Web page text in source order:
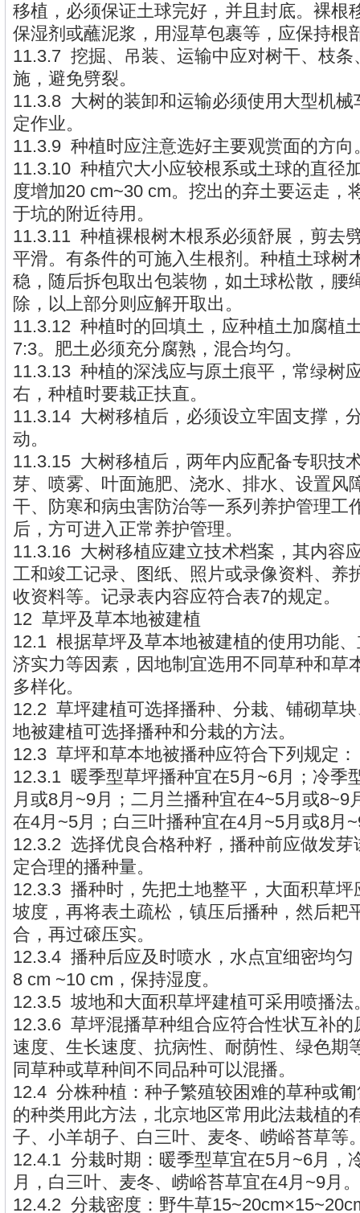
移植，必须保证土球完好，并且封底。裸根
保湿剂或蘸泥浆，用湿草包裹等，应保持根
11.3.7 挖掘、吊装、运输中应对树干、枝条
施，避免劈裂。
11.3.8 大树的装卸和运输必须使用大型机械
定作业。
11.3.9 种植时应注意选好主要观赏面的方向
11.3.10 种植穴大小应较根系或土球的直径
度增加20 cm~30 cm。挖出的弃土要运走，
于坑的附近待用。
11.3.11 种植裸根树木根系必须舒展，剪去
平滑。有条件的可施入生根剂。种植土球树
稳，随后拆包取出包装物，如土球松散，腰
除，以上部分则应解开取出。
11.3.12 种植时的回填土，应种植土加腐植
7:3。肥土必须充分腐熟，混合均匀。
11.3.13 种植的深浅应与原土痕平，常绿树
右，种植时要栽正扶直。
11.3.14 大树移植后，必须设立牢固支撑，
动。
11.3.15 大树移植后，两年内应配备专职技
芽、喷雾、叶面施肥、浇水、排水、设置风
干、防寒和病虫害防治等一系列养护管理工
后，方可进入正常养护管理。
11.3.16 大树移植应建立技术档案，其内容
工和竣工记录、图纸、照片或录像资料、养
收资料等。记录表内容应符合表7的规定。
12 草坪及草本地被建植
12.1 根据草坪及草本地被建植的使用功能
济实力等因素，因地制宜选用不同草种和草
多样化。
12.2 草坪建植可选择播种、分栽、铺砌草
地被建植可选择播种和分栽的方法。
12.3 草坪和草本地被播种应符合下列规定：
12.3.1 暖季型草坪播种宜在5月~6月；冷季
月或8月~9月；二月兰播种宜在4~5月或8~9
在4月~5月；白三叶播种宜在4月~5月或8月
12.3.2 选择优良合格种籽，播种前应做发芽
定合理的播种量。
12.3.3 播种时，先把土地整平，大面积草坪
坡度，再将表土疏松，镇压后播种，然后耙
合，再过磙压实。
12.3.4 播种后应及时喷水，水点宜细密均匀
8 cm ~10 cm，保持湿度。
12.3.5 坡地和大面积草坪建植可采用喷播法
12.3.6 草坪混播草种组合应符合性状互补的
速度、生长速度、抗病性、耐荫性、绿色期
同草种或草种间不同品种可以混播。
12.4 分株种植：种子繁殖较困难的草种或
的种类用此方法，北京地区常用此法栽植的
子、小羊胡子、白三叶、麦冬、崂峪苔草等
12.4.1 分栽时期：暖季型草宜在5月~6月，
月，白三叶、麦冬、崂峪苔草宜在4月~9月。
12.4.2 分栽密度：野牛草